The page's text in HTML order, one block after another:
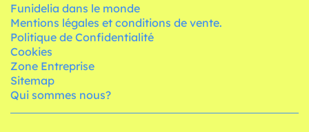
Funidelia dans le monde
Mentions légales et conditions de vente.
Politique de Confidentialité
Cookies
Zone Entreprise
Sitemap
Qui sommes nous?